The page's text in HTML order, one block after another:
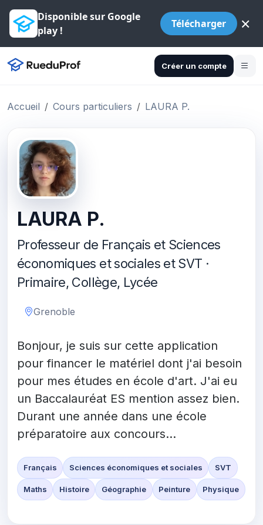
Disponible sur Google
play !
Télécharger ×
Créer un compte
Accueil Cours particuliers LAURA P.
LAURA P.
Professeur de Français et Sciences
économiques et sociales et SVT ·
Primaire, Collège, Lycée
Grenoble
Bonjour, je suis sur cette application
pour financer le matériel dont j'ai besoin
pour mes études en école d'art. J'ai eu
un Baccalauréat ES mention assez bien.
Durant une année dans une école
préparatoire aux concours...
Français Sciences économiques et sociales SVT
Maths Histoire Géographie Peinture Physique